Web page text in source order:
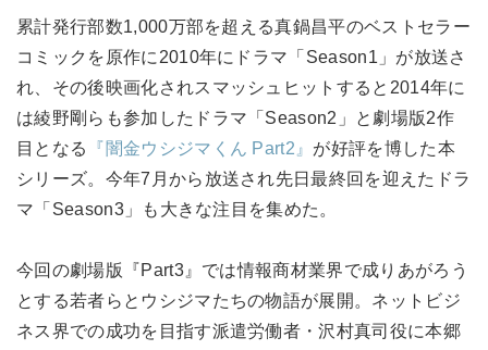
累計発行部数1,000万部を超える真鍋昌平のベストセラー
コミックを原作に2010年にドラマ「Season1」が放送さ
れ、その後映画化されスマッシュヒットすると2014年に
は綾野剛らも参加したドラマ「Season2」と劇場版2作
目となる
『闇金ウシジマくん Part2』 が好評を博した本
シリーズ。今年7月から放送され先日最終回を迎えたドラ
マ「Season3」も大きな注目を集めた。
今回の劇場版『Part3』では情報商材業界で成りあがろう
とする若者らとウシジマたちの物語が展開。ネットビジ
ネス界での成功を目指す派遣労働者・沢村真司役に本郷